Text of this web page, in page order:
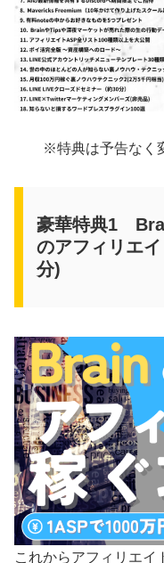
※特典は予告なく
豪華特典1
のアフィリエ
分)
これからアフィリエイ